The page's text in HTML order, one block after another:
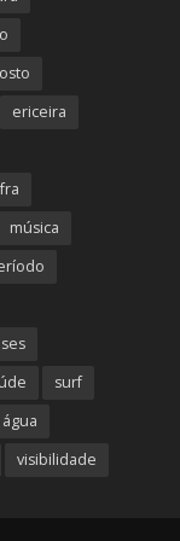
ericeira
música
surf
visibilidade